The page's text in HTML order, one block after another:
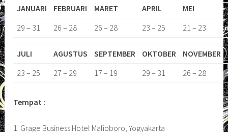
JANUARI FEBRUARI MARET APRIL MEI
29 – 31
26 – 28 26 – 28 23 – 25 21 – 23
JULI AGUSTUS SEPTEMBER OKTOBER NOVEMBER
23 – 25
27 – 29 17 – 19 29 – 31 26 – 28
Tempat :
1. Grage Business Hotel Malioboro, Yogyakarta